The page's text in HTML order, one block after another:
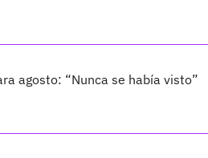
agosto: “Nunca se había visto”